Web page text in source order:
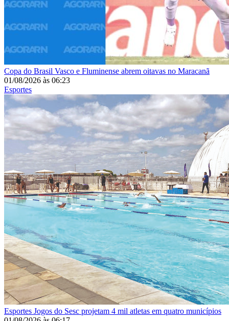
Copa do Brasil Vasco e Fluminense abrem oitavas no Maracanã
01/08/2026 às 06:23
Esportes
Esportes Jogos do Sesc projetam 4 mil atletas em quatro municípios